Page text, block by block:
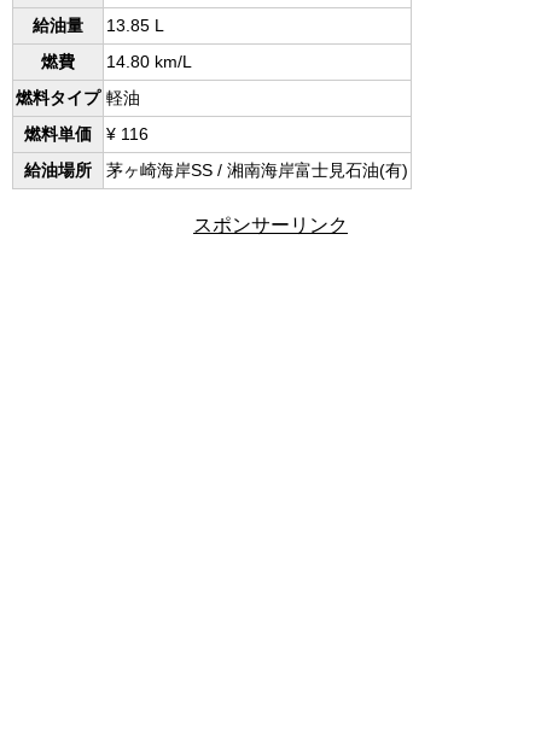
給油量
13.85 L
燃費
14.80 km/L
燃料タイプ 軽油
燃料単価
¥ 116
給油場所
茅ヶ崎海岸SS / 湘南海岸富士見石油(有)
スポンサーリンク